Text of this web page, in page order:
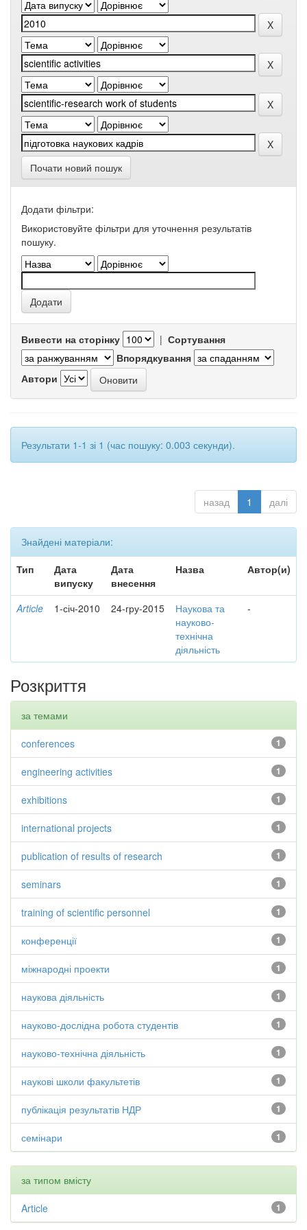
Почати новий пошук
Додати фільтри:
Використовуйте фільтри для уточнення результатів
пошуку.
Вивести на сторінку | Сортування
Впорядкування
Автори
Результати 1-1 зі 1 (час пошуку: 0.003 секунди).
назад 1 далі
Знайдені матеріали:
Тип
Дата
випуску
Дата
внесення
Назва Автор(и)
Article 1-січ-2010 24-гру-2015
Наукова та
науково-
технічна
діяльність
-
Розкриття
за темами
1
conferences
1
engineering activities
1
exhibitions
1
international projects
1
publication of results of research
1
seminars
1
training of scientific personnel
1
конференції
1
міжнародні проекти
1
наукова діяльність
1
науково-дослідна робота студентів
1
науково-технічна діяльність
1
наукові школи факультетів
1
публікація результатів НДР
1
семінари
за типом вмісту
1
Article